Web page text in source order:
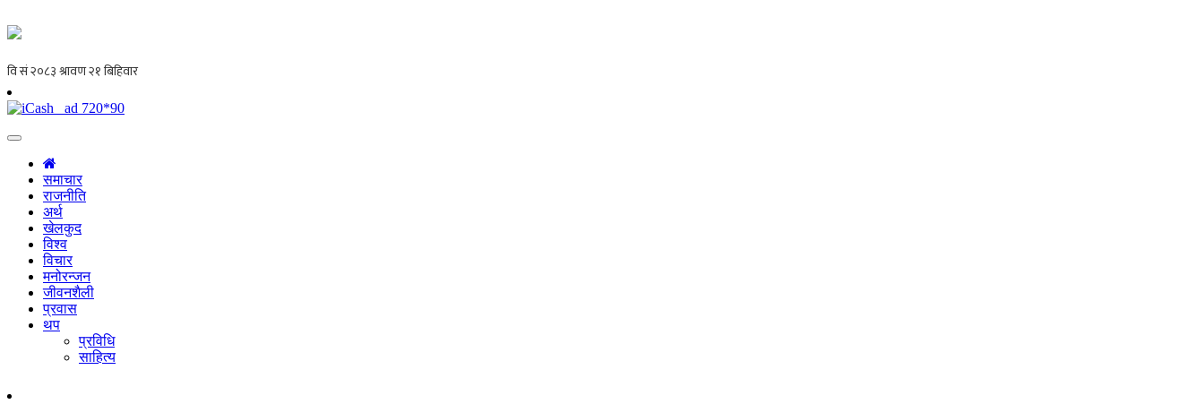
समाचार
राजनीति
अर्थ
खेलकुद
विश्व
विचार
मनोरन्जन
जीवनशैली
प्रवास
थप
प्रविधि
साहित्य